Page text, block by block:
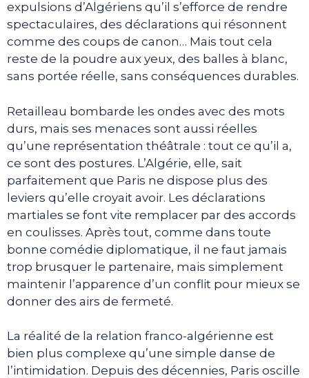
expulsions d’Algériens qu’il s’efforce de rendre
spectaculaires, des déclarations qui résonnent
comme des coups de canon… Mais tout cela
reste de la poudre aux yeux, des balles à blanc,
sans portée réelle, sans conséquences durables.
Retailleau bombarde les ondes avec des mots
durs, mais ses menaces sont aussi réelles
qu’une représentation théâtrale : tout ce qu’il a,
ce sont des postures. L’Algérie, elle, sait
parfaitement que Paris ne dispose plus des
leviers qu’elle croyait avoir. Les déclarations
martiales se font vite remplacer par des accords
en coulisses. Après tout, comme dans toute
bonne comédie diplomatique, il ne faut jamais
trop brusquer le partenaire, mais simplement
maintenir l’apparence d’un conflit pour mieux se
donner des airs de fermeté.
La réalité de la relation franco-algérienne est
bien plus complexe qu’une simple danse de
l’intimidation. Depuis des décennies, Paris oscille